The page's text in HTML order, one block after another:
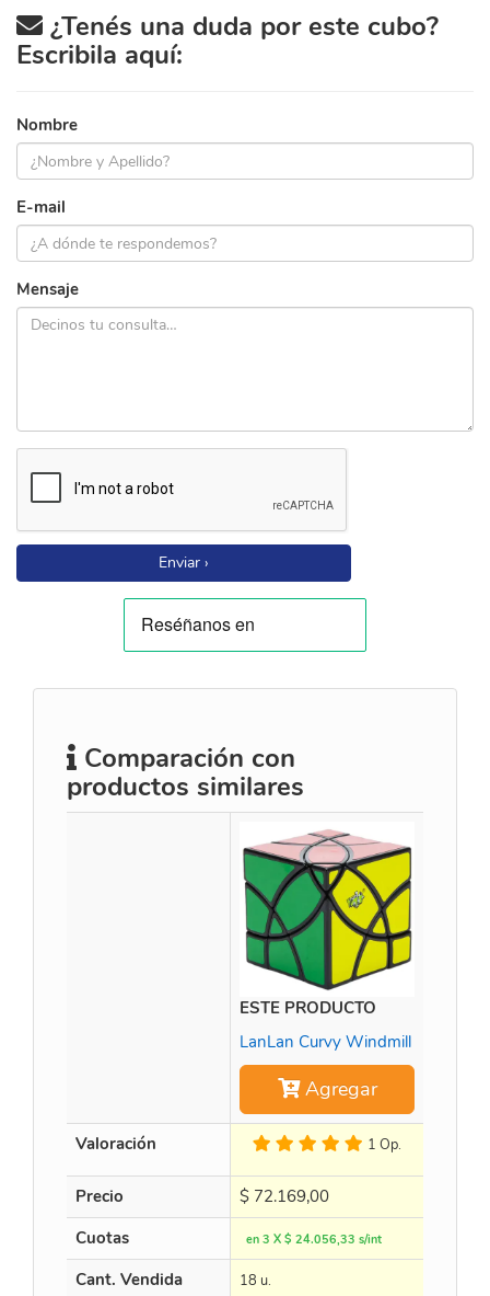
¿Tenés una duda por este cubo?
Escribila aquí:
Nombre
E-mail
Mensaje
Enviar ›
Comparación con
productos similares
ESTE PRODUCTO
LanLan Curvy Windmill
Agregar
Valoración 1 Op.
Precio $ 72.169,00
Cuotas
en 3 X $ 24.056,33 s/int
Cant. Vendida 18 u.